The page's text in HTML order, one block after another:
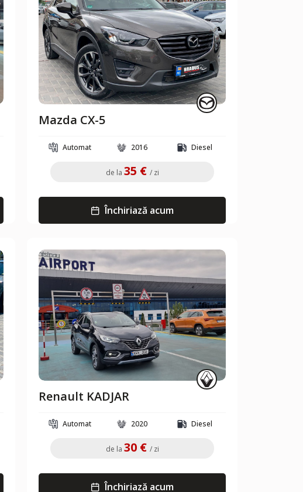
Mazda CX-5
Automat 2016 Diesel
de la 35 € / zi
Închiriază acum
Renault KADJAR
Automat 2020 Diesel
de la 30 € / zi
Închiriază acum